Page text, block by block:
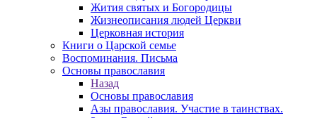
Жития святых и Богородицы
Жизнеописания людей Церкви
Церковная история
Книги о Царской семье
Воспоминания. Письма
Основы православия
Назад
Основы православия
Азы православия. Участие в таинствах.